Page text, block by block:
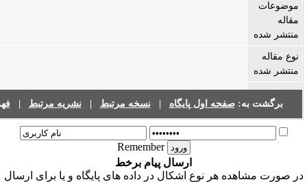
اول پایگاه|نسخه مرتبط| نشریه مرتبط| فهرست نشریات
نوع اشکال در داده های پایگاه و یا برای ارسال